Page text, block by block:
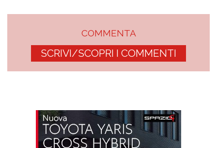
COMMENTA
SCRIVI/SCOPRI I COMMENTI